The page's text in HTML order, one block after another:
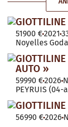
51900 €2021
Noyelles
AUTO »
59990 €2026
PEYRUIS
56990 €2026